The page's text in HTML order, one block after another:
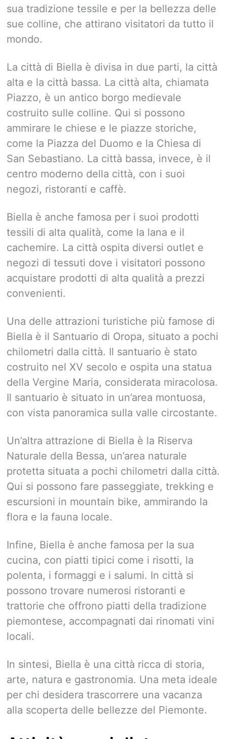
sua tradizione tessile e per la bellezza delle
sue colline, che attirano visitatori da tutto il
mondo.
La città di Biella è divisa in due parti, la città
alta e la città bassa. La città alta, chiamata
Piazzo, è un antico borgo medievale
costruito sulle colline. Qui si possono
ammirare le chiese e le piazze storiche,
come la Piazza del Duomo e la Chiesa di
San Sebastiano. La città bassa, invece, è il
centro moderno della città, con i suoi
negozi, ristoranti e caffè.
Biella è anche famosa per i suoi prodotti
tessili di alta qualità, come la lana e il
cachemire. La città ospita diversi outlet e
negozi di tessuti dove i visitatori possono
acquistare prodotti di alta qualità a prezzi
convenienti.
Una delle attrazioni turistiche più famose di
Biella è il Santuario di Oropa, situato a pochi
chilometri dalla città. Il santuario è stato
costruito nel XV secolo e ospita una statua
della Vergine Maria, considerata miracolosa.
Il santuario è situato in un’area montuosa,
con vista panoramica sulla valle circostante.
Un’altra attrazione di Biella è la Riserva
Naturale della Bessa, un’area naturale
protetta situata a pochi chilometri dalla città.
Qui si possono fare passeggiate, trekking e
escursioni in mountain bike, ammirando la
flora e la fauna locale.
Infine, Biella è anche famosa per la sua
cucina, con piatti tipici come i risotti, la
polenta, i formaggi e i salumi. In città si
possono trovare numerosi ristoranti e
trattorie che offrono piatti della tradizione
piemontese, accompagnati dai rinomati vini
locali.
In sintesi, Biella è una città ricca di storia,
arte, natura e gastronomia. Una meta ideale
per chi desidera trascorrere una vacanza
alla scoperta delle bellezze del Piemonte.